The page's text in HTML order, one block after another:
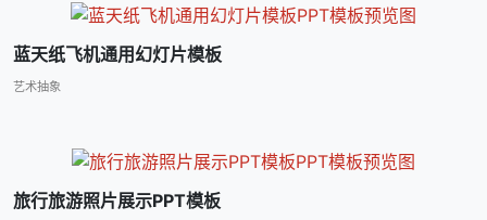
蓝天纸飞机通用幻灯片模板
艺术抽象
旅行旅游照片展示PPT模板